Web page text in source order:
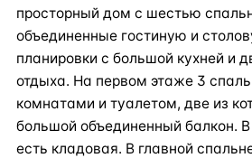
просторный дом с шестью
объединенные гостиную и
планировки с большой кухней и
отдыха. На первом этаже 3
комнатами и туалетом, две из
большой объединенный балкон.
есть кладовая. В главной